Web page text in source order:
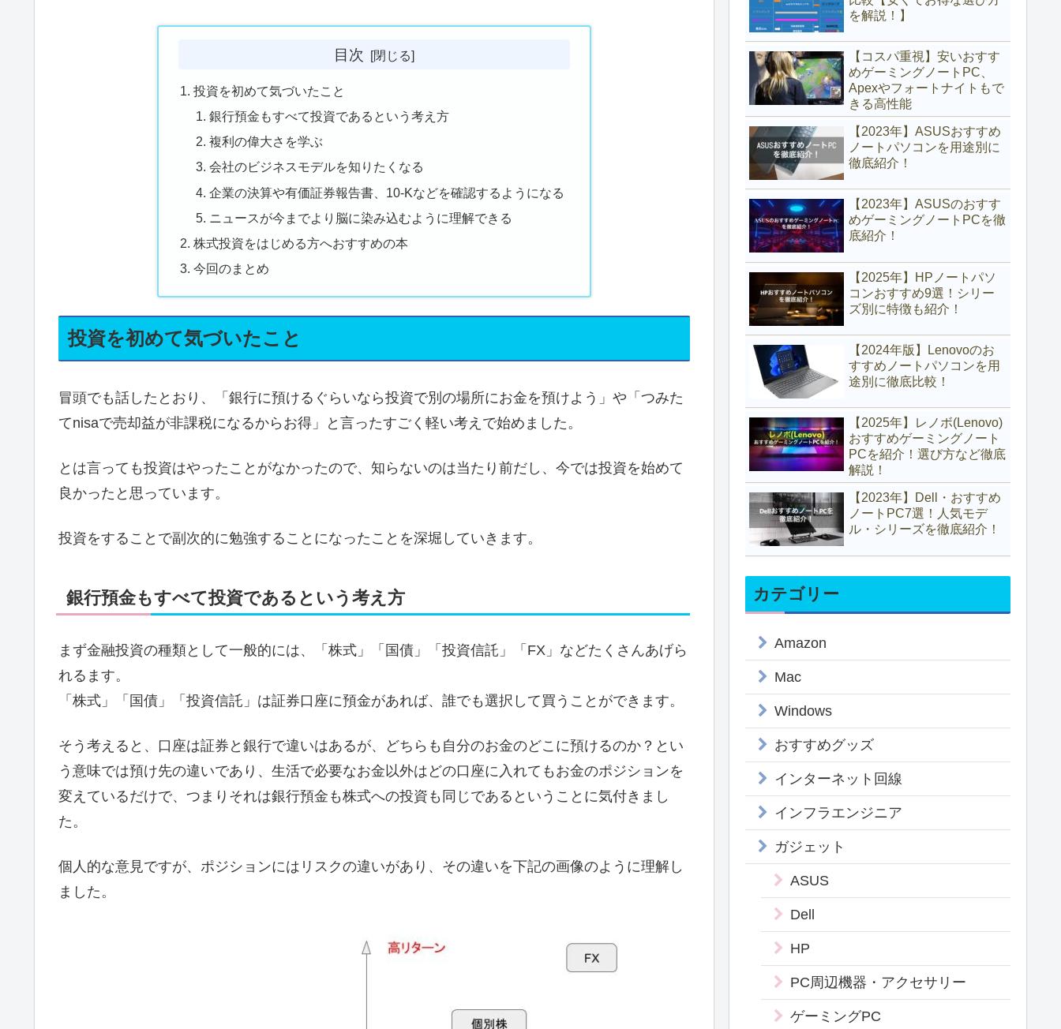
目次
投資を初めて気づいたこと
銀行預金もすべて投資であるという考え方
複利の偉大さを学ぶ
会社のビジネスモデルを知りたくなる
企業の決算や有価証券報告書、10-Kなどを確認するようになる
ニュースが今までより脳に染み込むように理解できる
株式投資をはじめる方へおすすめの本
今回のまとめ
投資を初めて気づいたこと
冒頭でも話したとおり、「銀行に預けるぐらいなら投資で別の場所にお金を預けよう」や「つみた
てnisaで売却益が非課税になるからお得」と言ったすごく軽い考えで始めました。
とは言っても投資はやったことがなかったので、知らないのは当たり前だし、今では投資を始めて
良かったと思っています。
投資をすることで副次的に勉強することになったことを深堀していきます。
銀行預金もすべて投資であるという考え方
まず金融投資の種類として一般的には、「株式」「国債」「投資信託」「FX」などたくさんあげら
れるます。
「株式」「国債」「投資信託」は証券口座に預金があれば、誰でも選択して買うことができます。
そう考えると、口座は証券と銀行で違いはあるが、どちらも自分のお金のどこに預けるのか？とい
う意味では預け先の違いであり、生活で必要なお金以外はどの口座に入れてもお金のポジションを
変えているだけで、つまりそれは銀行預金も株式への投資も同じであるということに気付きまし
た。
個人的な意見ですが、ポジションにはリスクの違いがあり、その違いを下記の画像のように理解し
ました。
を解説！】
【コスパ重視】安いおすす
めゲーミングノートPC、
Apexやフォートナイトもで
きる高性能
【2023年】ASUSおすすめ
ノートパソコンを用途別に
徹底紹介！
【2023年】ASUSのおすす
めゲーミングノートPCを徹
底紹介！
【2025年】HPノートパソ
コンおすすめ9選！シリー
ズ別に特徴も紹介！
【2024年版】Lenovoのお
すすめノートパソコンを用
途別に徹底比較！
【2025年】レノボ(Lenovo)
おすすめゲーミングノート
PCを紹介！選び方など徹底
解説！
【2023年】Dell・おすすめ
ノートPC7選！人気モデ
ル・シリーズを徹底紹介！
カテゴリー
Amazon
Mac
Windows
おすすめグッズ
インターネット回線
インフラエンジニア
ガジェット
ASUS
Dell
HP
PC周辺機器・アクセサリー
ゲーミングPC